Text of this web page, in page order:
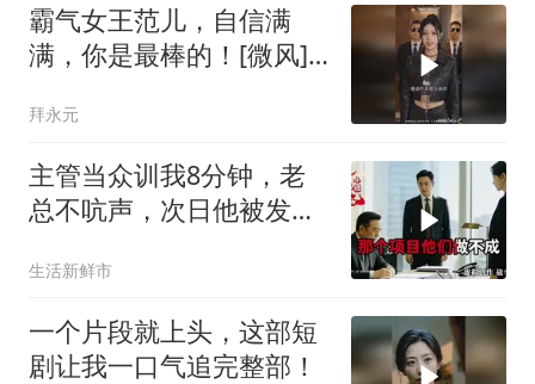
霸气女王范儿，自信满
满，你是最棒的！[微风]
拜永元
主管当众训我8分钟，老
总不吭声，次日他被发配
生活新鲜市
一个片段就上头，这部短
剧让我一口气追完整部！